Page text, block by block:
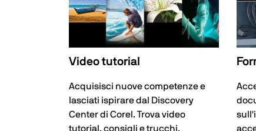
Video tutorial
Acquisisci nuove competenze e
lasciati ispirare dal Discovery
Center di Corel. Trova video
tutorial, consigli e trucchi.